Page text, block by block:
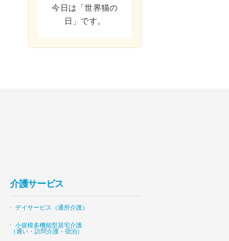
今日は「世界猫の
日」です。
介護サービス
デイサービス（通所介護）
小規模多機能型居宅介護
（通い・訪問介護・宿泊）